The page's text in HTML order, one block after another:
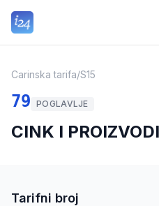
Carinska tarifa/S15
79 POGLAVLJE
CINK I
Tarifni broj